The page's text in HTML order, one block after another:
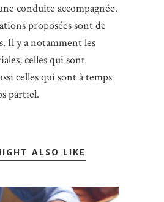
conduite accompagnée.
proposées sont de
Il y a notamment les
celles qui sont
celles qui sont à temps
partiel.
ALSO LIKE